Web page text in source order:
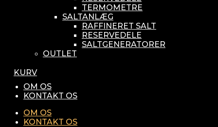
TERMOMETRE
SALTANLÆG
RAFFINERET SALT
RESERVEDELE
SALTGENERATORER
OUTLET
KURV
OM OS
KONTAKT OS
OM OS
KONTAKT OS